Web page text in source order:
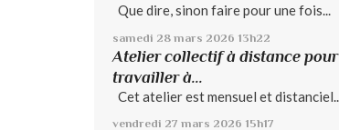
Que dire, sinon faire pour une fois...
samedi 28 mars 2026 13h22
Atelier collectif à distance pour
travailler à...
Cet atelier est mensuel et distanciel...
vendredi 27 mars 2026 15h17